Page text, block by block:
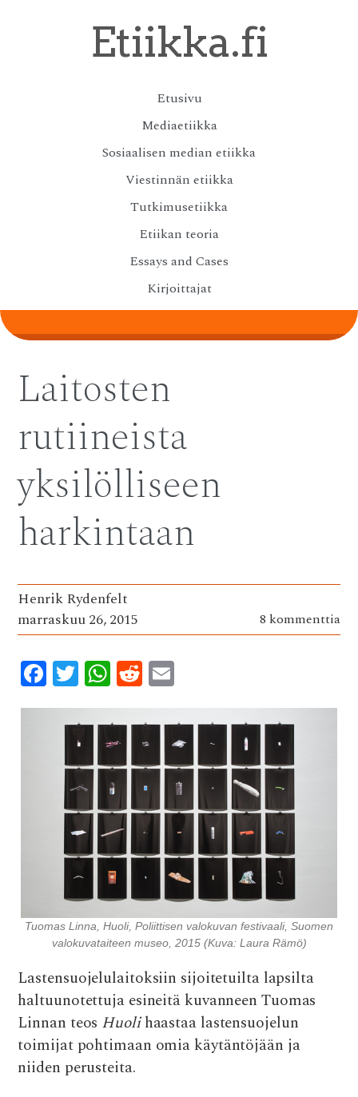
Etiikka.fi
Etusivu
Mediaetiikka
Sosiaalisen median etiikka
Viestinnän etiikka
Tutkimusetiikka
Etiikan teoria
Essays and Cases
Kirjoittajat
Laitosten
rutiineista
yksilölliseen
harkintaan
Henrik Rydenfelt
marraskuu 26, 2015
8 kommenttia
F
ac
T
w
it
te
r
W
h
at
s
A
p
p
R
e
d
di
t
ai
l
Tuomas Linna, Huoli, Poliittisen valokuvan festivaali, Suomen
valokuvataiteen museo, 2015 (Kuva: Laura Rämö)
Lastensuojelulaitoksiin sijoitetuilta lapsilta
haltuunotettuja esineitä kuvanneen Tuomas
Linnan teos Huolihaastaa lastensuojelun
toimijat pohtimaan omia käytäntöjään ja
niiden perusteita.